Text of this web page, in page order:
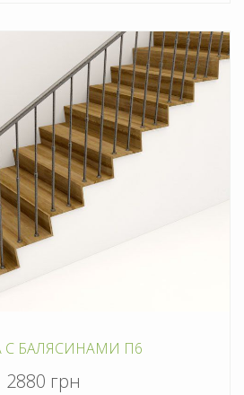
С БАЛЯСИНАМИ П6
2880 грн